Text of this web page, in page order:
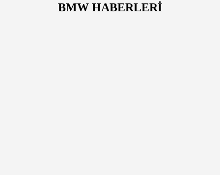
BMW HABERLERİ